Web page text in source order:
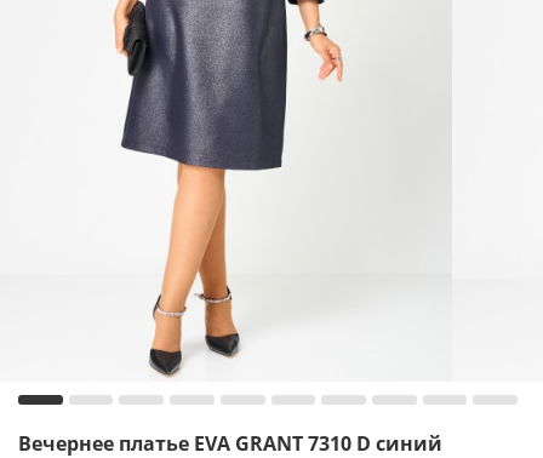
Вечернее платье EVA GRANT 7310 D синий